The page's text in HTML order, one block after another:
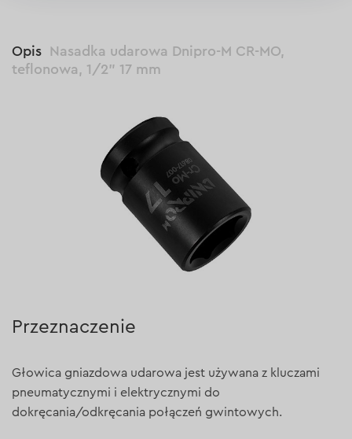
Opis
Nasadka udarowa Dnipro-M CR-MO,
teflonowa, 1/2" 17 mm
Przeznaczenie
Głowica gniazdowa udarowa jest używana z kluczami
pneumatycznymi i elektrycznymi do
dokręcania/odkręcania połączeń gwintowych.